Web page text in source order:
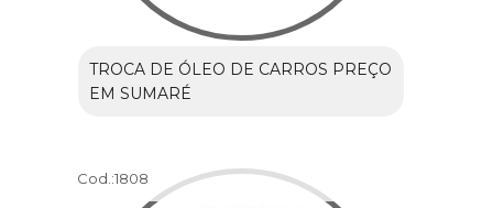
TROCA DE ÓLEO DE CARROS PREÇO
EM SUMARÉ
Cod.:1808